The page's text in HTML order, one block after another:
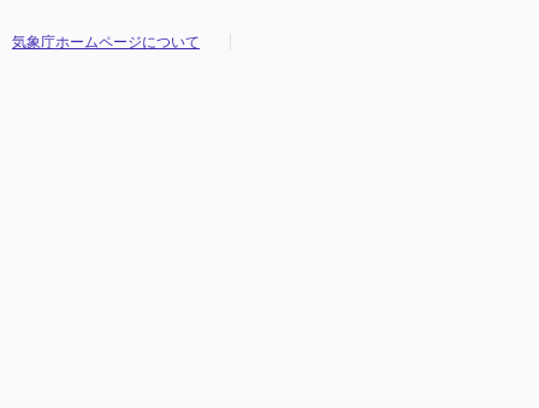
気象庁ホームページについて